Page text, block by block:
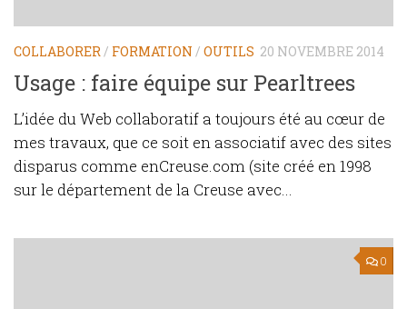
COLLABORER/ FORMATION / OUTILS 20 NOVEMBRE 2014
Usage : faire équipe sur Pearltrees
L’idée du Web collaboratif a toujours été au cœur de
mes travaux, que ce soit en associatif avec des sites
disparus comme enCreuse.com (site créé en 1998
sur le département de la Creuse avec...
0